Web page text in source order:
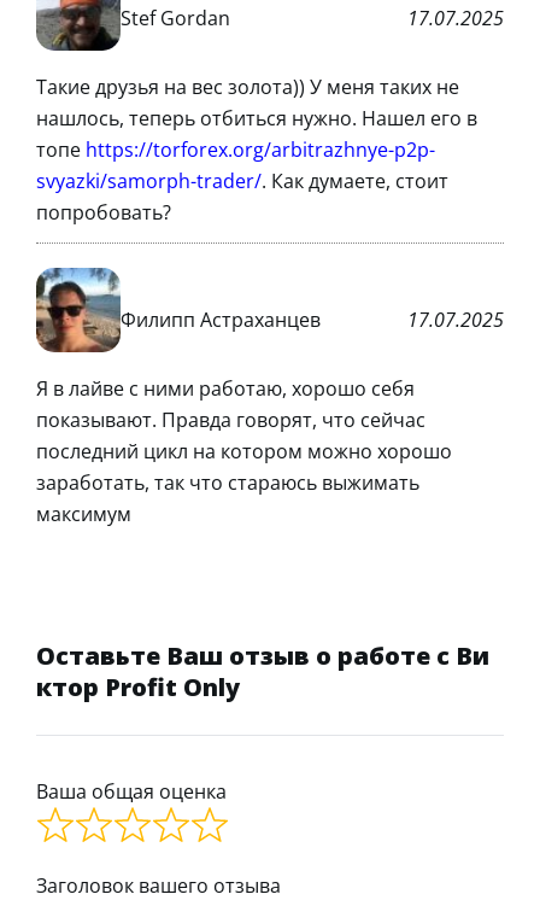
Stef Gordan 17.07.2025
Такие друзья на вес золота)) У меня таких не
нашлось, теперь отбиться нужно. Нашел его в
топе https://torforex.org/arbitrazhnye-p2p-
svyazki/samorph-trader/. Как думаете, стоит
попробовать?
Филипп Астраханцев 17.07.2025
Я в лайве с ними работаю, хорошо себя
показывают. Правда говорят, что сейчас
последний цикл на котором можно хорошо
заработать, так что стараюсь выжимать
максимум
Оставьте Ваш отзыв о работе с Ви
ктор Profit Only
Ваша общая оценка
Заголовок вашего отзыва